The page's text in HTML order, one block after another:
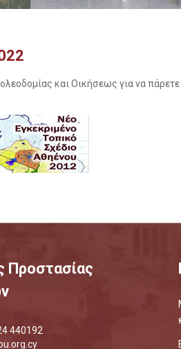
και Οικήσεως για να
Προστασίας
440192